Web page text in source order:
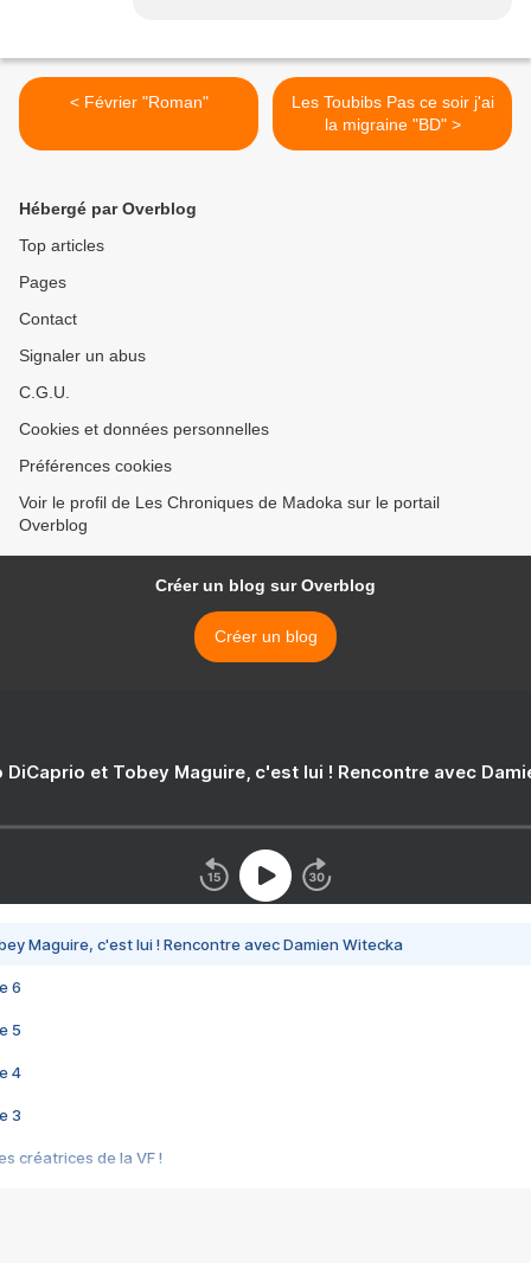
< Février "Roman"
Les Toubibs Pas ce soir j'ai
la migraine "BD" >
Hébergé par Overblog
Top articles
Pages
Contact
Signaler un abus
C.G.U.
Cookies et données personnelles
Préférences cookies
Voir le profil de Les Chroniques de Madoka sur le portail
Overblog
Créer un blog sur Overblog
Créer un blog
DiCaprio et Tobey Maguire, c'est lui ! Rencontre avec
Maguire, c'est lui ! Rencontre avec Damien Witecka
6
5
4
3
créatrices de la VF !